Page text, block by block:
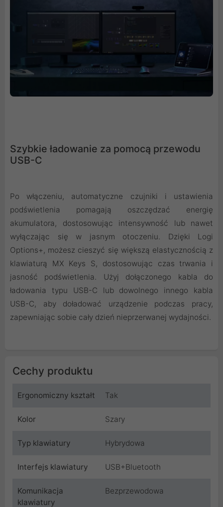
Szybkie ładowanie za pomocą przewodu
USB-C
Po włączeniu, automatyczne czujniki i ustawienia
podświetlenia pomagają oszczędzać energię
akumulatora, dostosowując intensywność lub nawet
wyłączając się w jasnym otoczeniu. Dzięki Logi
Options+, możesz cieszyć się większą elastycznością z
klawiaturą MX Keys S, dostosowując czas trwania i
jasność podświetlenia. Użyj dołączonego kabla do
ładowania typu USB-C lub dowolnego innego kabla
USB-C, aby doładować urządzenie podczas pracy,
zapewniając sobie cały dzień nieprzerwanej wydajności.
Cechy produktu
Ergonomiczny kształt Tak
Kolor Szary
Typ klawiatury Hybrydowa
Interfejs klawiatury USB+Bluetooth
Komunikacja
klawiatury
Bezprzewodowa